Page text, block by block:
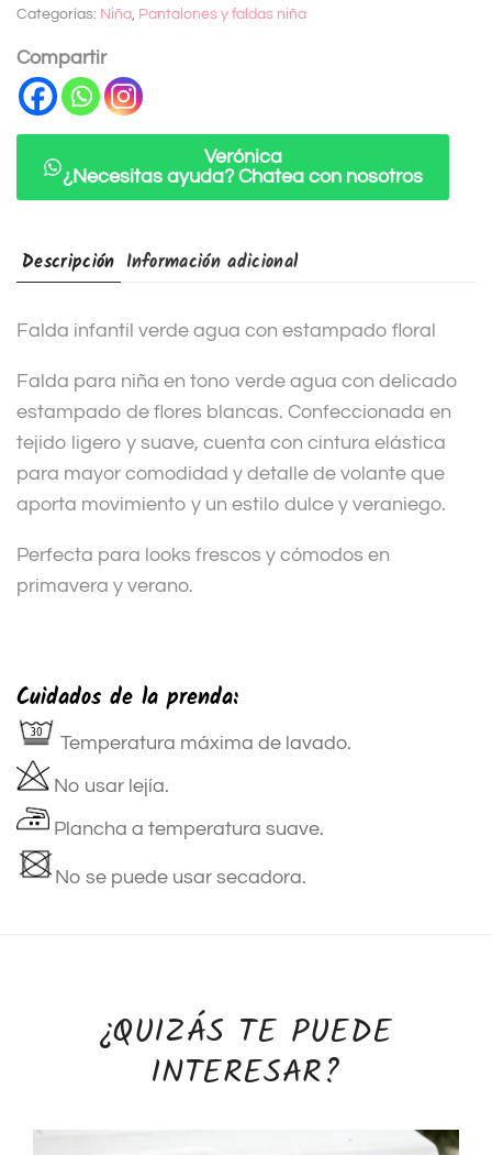
r
n
a
Categorías: Niña, Pantalones y faldas niña
Compartir
Verónica
¿Necesitas ayuda? Chatea con nosotros
Descripción Información adicional
Falda infantil verde agua con estampado floral
Falda para niña en tono verde agua con delicado
estampado de flores blancas. Confeccionada en
tejido ligero y suave, cuenta con cintura elástica
para mayor comodidad y detalle de volante que
aporta movimiento y un estilo dulce y veraniego.
Perfecta para looks frescos y cómodos en
primavera y verano.
Cuidados de la prenda:
Temperatura máxima de lavado.
No usar lejía.
Plancha a temperatura suave.
No se puede usar secadora.
¿QUIZÁS TE PUEDE
INTERESAR?